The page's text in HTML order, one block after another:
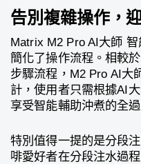
告別複雜操作，
Matrix M2 Pro AI大師
簡化了操作流程。相較
步驟流程，M2 Pro AI大
計，使用者只需根據AI
享受智能輔助沖煮的全過
特別值得一提的是分段
啡愛好者在分段注水過